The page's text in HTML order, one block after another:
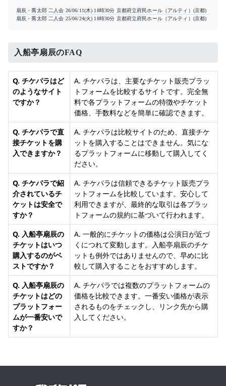
扇辰・喬太郎 二人会 26/06/11(木) 18時30分 京都府立府民ホール（アルティ）(京都)
扇辰・喬太郎 二人会 25/06/24(火) 18時30分 京都府立府民ホール（アルティ）(京都)
入船亭扇辰のFAQ
Q. チケパラはど
のようなサイト
ですか？
A. チケパラは、主要なチケット販売プラッ
トフォームを比較するサイトです。完全無
料で各プラットフォームの特徴やチケット
価格、手数料などを簡単に確認できます。
Q. チケパラで直
接チケットを購
入できますか？
A. チケパラは比較サイトのため、直接チケ
ットを購入することはできません。気にな
るプラットフォームに移動して購入してく
ださい。
Q. チケパラで紹
介されているチ
ケットは安全で
すか？
A. チケパラは信頼できるチケット販売プラ
ットフォームを比較しています。安心して
利用できますが、最終的な取引は各プラッ
トフォームの規約に基づいて行われます。
Q. 入船亭扇辰の
チケットはいつ
購入するのがベ
ストですか？
A. 一般的にチケットの価格は公演日が近づ
くにつれて変動します。入船亭扇辰のチケ
ットも例外ではありませんので、早めに比
較して購入することをおすすめします。
Q. 入船亭扇辰の
チケットはどの
プラットフォー
ムが一番安いで
すか？
A. チケパラでは複数のプラットフォームの
価格を比較できます。一番安い価格が表示
されるものをチェックし、リンク先から購
入してください。